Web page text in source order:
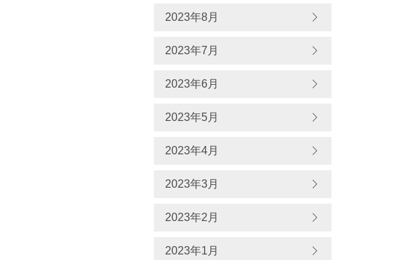
2023年8月
2023年7月
2023年6月
2023年5月
2023年4月
2023年3月
2023年2月
2023年1月